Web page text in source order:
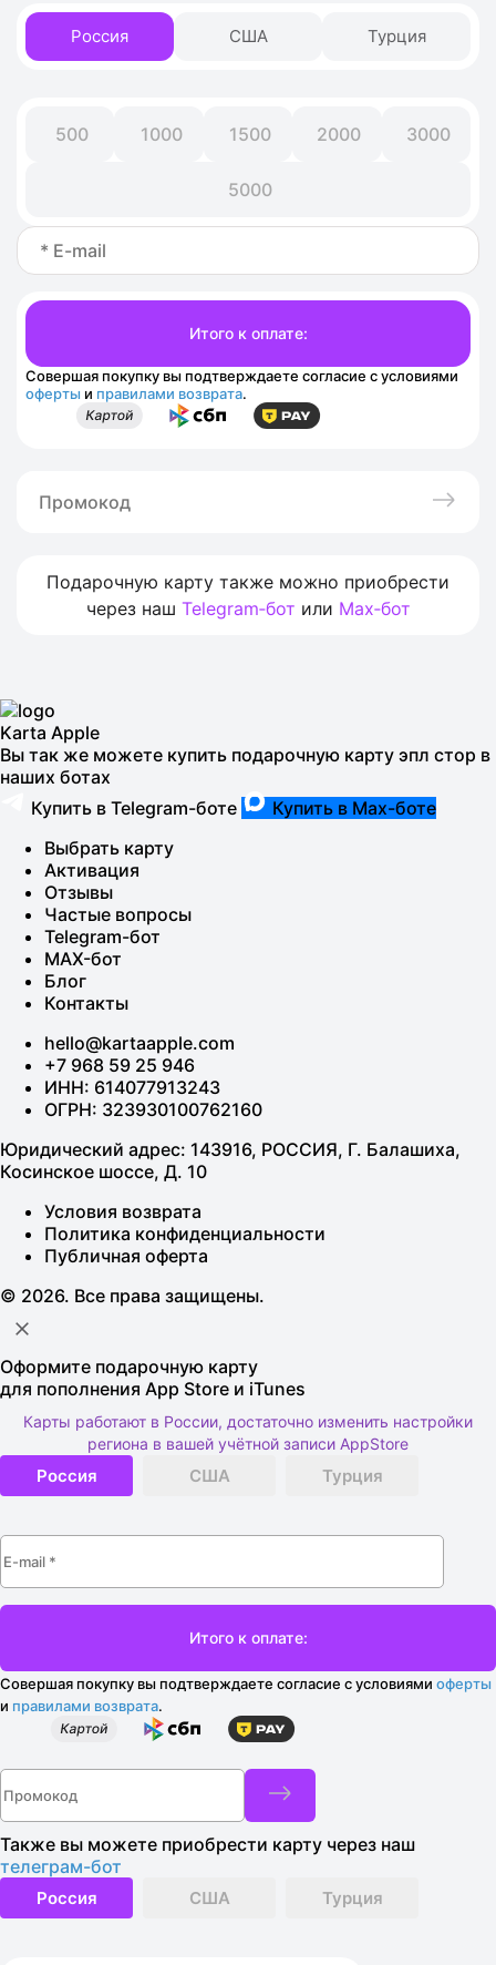
Совершая покупку вы подтверждаете согласие с условиями
оферты и правилами возврата.
Подарочную карту также можно приобрести
через наш Telegram‑бот или Max‑бот
Россия США Турция
500 1000 1500 2000 3000
5000
Karta Apple
Вы так же можете купить подарочную карту эпл стор в
наших ботах
Купить в Telegram-боте
Купить в Max-боте
Выбрать карту
Активация
Отзывы
Частые вопросы
Telegram-бот
MAX-бот
Блог
Контакты
hello@kartaapple.com
+7 968 59 25 946
ИНН: 614077913243
ОГРН: 323930100762160
Юридический адрес: 143916, РОССИЯ, Г. Балашиха,
Косинское шоссе, Д. 10
Условия возврата
Политика конфиденциальности
Публичная оферта
© 2026. Все права защищены.
Оформите подарочную карту
для пополнения App Store и iTunes
Карты работают в России, достаточно изменить настройки
региона в вашей учётной записи AppStore
Россия США Турция
Совершая покупку вы подтверждаете согласие с условиями оферты
и правилами возврата.
Также вы можете приобрести карту через наш
телеграм-бот
Россия США Турция